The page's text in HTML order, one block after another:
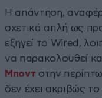
Η απάντηση,
σχετικά απλή ως
εξηγεί το Wired,
να παρακολουθεί
Μποντ στην
δεν έχει ακριβώς